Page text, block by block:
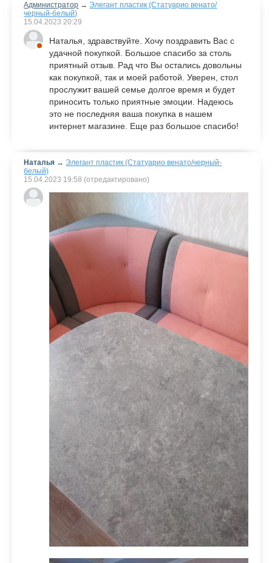
Администратор → Элегант пластик (Статуарио венато/
черный-белый)
15.04.2023 20:29
Наталья, здравствуйте. Хочу поздравить Вас с
удачной покупкой. Большое спасибо за столь
приятный отзыв. Рад что Вы остались довольны
как покупкой, так и моей работой. Уверен, стол
прослужит вашей семье долгое время и будет
приносить только приятные эмоции. Надеюсь
это не последняя ваша покупка в нашем
интернет магазине. Еще раз большое спасибо!
Наталья → Элегант пластик (Статуарио венато/черный-
белый)
15.04.2023 19:58 (отредактировано)